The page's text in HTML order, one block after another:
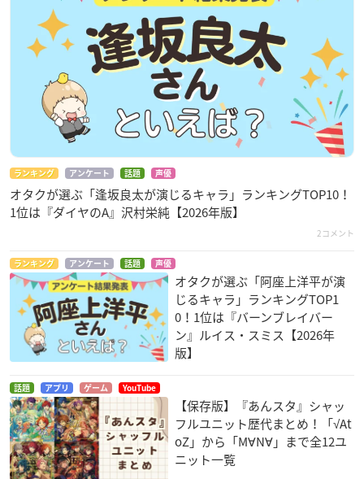
ランキング アンケート 話題 声優
オタクが選ぶ「逢坂良太が演じるキャラ」ランキングTOP10！
1位は『ダイヤのA』沢村栄純【2026年版】
2コメント
ランキング アンケート 話題 声優
オタクが選ぶ「阿座上洋平が演
じるキャラ」ランキングTOP1
0！1位は『バーンブレイバー
ン』ルイス・スミス【2026年
版】
話題 アプリ ゲーム YouTube
【保存版】『あんスタ』シャッ
フルユニット歴代まとめ！「√At
oZ」から「M∀N∀」まで全12ユ
ニット一覧